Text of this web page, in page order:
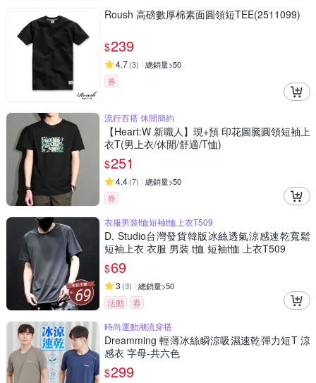
Roush 高磅數厚棉素面圓領短TEE(2511099)
$239
4.7(3) 總銷量>50
券
流行百搭 休閒簡約
【Heart:W 新職人】現+預 印花圖騰圓領短袖上
衣T(男上衣/休閒/舒適/T恤)
$251
4.4(7) 總銷量>50
券
衣服男裝t恤短袖t恤上衣T509
D. Studio台灣發貨韓版冰絲透氣涼感速乾寬鬆
短袖上衣 衣服 男裝 t恤 短袖t恤 上衣T509
$69
3 (3) 總銷量>50
活動
券
時尚運動潮流穿搭
Dreamming 輕薄冰絲瞬涼吸濕速乾彈力短T 涼
感衣 字母-共六色
$299